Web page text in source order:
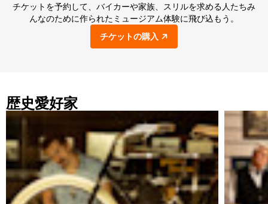
チケットを予約して、バイカーや家族、スリルを求める人たちみ
んなのために作られたミュージアム体験に飛び込もう。
チケットの購入
歴史愛好家